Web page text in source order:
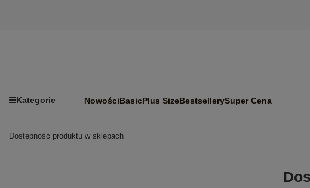
Kategorie NowościBasicPlus SizeBestsellerySuper Cena
Dostępność produktu w sklepach